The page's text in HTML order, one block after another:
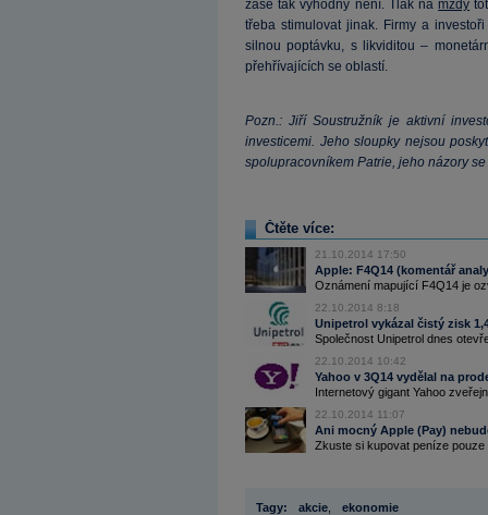
zase tak výhodný není. Tlak namzdy
třeba stimulovat jinak. Firmy a
silnou poptávku, s likviditou –
přehřívajících se oblastí.
Pozn.: Jiří Soustružník je aktivní
investicemi. Jeho sloupky nejsou
spolupracovníkem Patrie, jeho názory
Čtěte více:
21.10.2014 17:50
Apple: F4Q14 (komentář
Oznámení mapující F4Q14 je
22.10.2014 8:18
Unipetrol vykázal čistý zisk
Společnost Unipetrol dnes
22.10.2014 10:42
Yahoo v 3Q14 vydělal na
Internetový gigant Yahoo
22.10.2014 11:07
Ani mocný Apple (Pay)
Zkuste si kupovat peníze
Tagy: akcie ekonomie